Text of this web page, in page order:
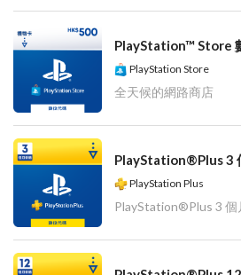
PlayStation™ Store
PlayStation Store
全天候的網路商店
PlayStation®Plus 3
PlayStation Plus
PlayStation®Plus 3 個